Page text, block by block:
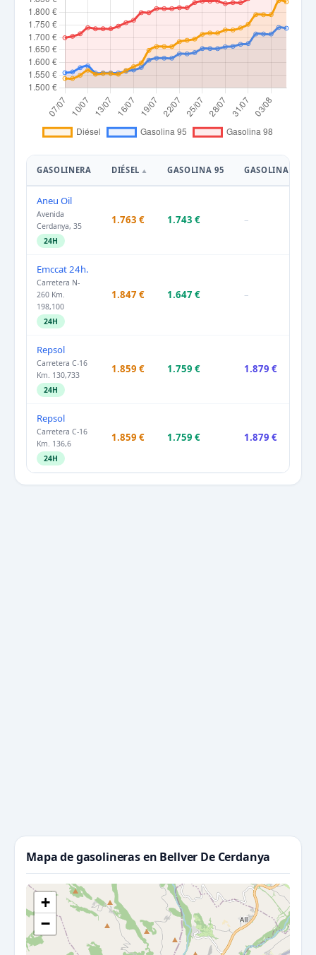
GASOLINERA DIÉSEL GASOLINA 95 GASOLINA 98
Aneu Oil
Avenida
Cerdanya, 35
24H
1.763 € 1.743 € –
Emccat 24h.
Carretera N-
260 Km.
198,100
24H
1.847 € 1.647 € –
Repsol
Carretera C-16
Km. 130,733
24H
1.859 € 1.759 € 1.879 €
Repsol
Carretera C-16
Km. 136,6
24H
1.859 € 1.759 € 1.879 €
Mapa de gasolineras en Bellver De Cerdanya
+
−